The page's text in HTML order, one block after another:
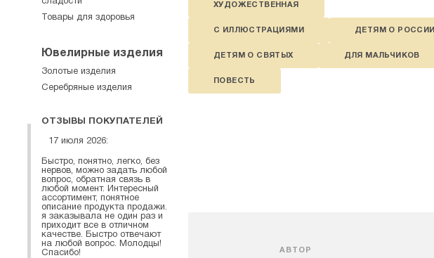
ХУДОЖЕСТВЕННАЯ
С ИЛЛЮСТРАЦИЯМИ ДЕТЯМ О РОССИИ
ДЕТЯМ О СВЯТЫХ ДЛЯ МАЛЬЧИКОВ
ПОВЕСТЬ
АВТОР
Товары для здоровья
Ювелирные изделия
Золотые изделия
Серебряные изделия
ОТЗЫВЫ ПОКУПАТЕЛЕЙ
17 июля 2026:
Быстро, понятно, легко, без
нервов, можно задать любой
вопрос, обратная связь в
любой момент. Интересный
ассортимент, понятное
описание продукта продажи.
я заказывала не один раз и
приходит все в отличном
качестве. Быстро отвечают
на любой вопрос. Молодцы!
Спасибо!